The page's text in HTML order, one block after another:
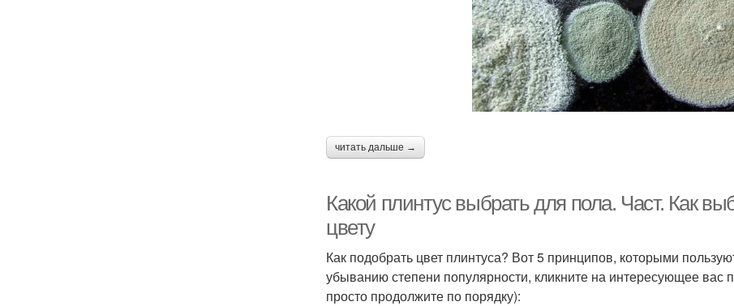
читать дальше →
Какой плинтус выбрать для пола. Част. Как
цвету
Как подобрать цвет плинтуса? Вот 5 принципов, которыми
убыванию степени популярности, кликните на интересующее вас
просто продолжите по порядку):